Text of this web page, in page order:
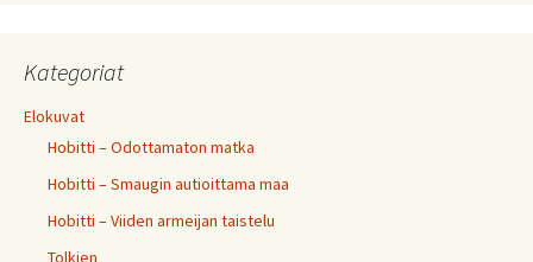
Kategoriat
Elokuvat
Hobitti – Odottamaton matka
Hobitti – Smaugin autioittama maa
Hobitti – Viiden armeijan taistelu
Tolkien